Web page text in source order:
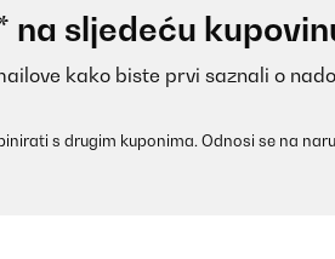
de la commande !!!!
na sljedeću
kako biste prvi saznali o
s drugim kuponima. Odnosi se na